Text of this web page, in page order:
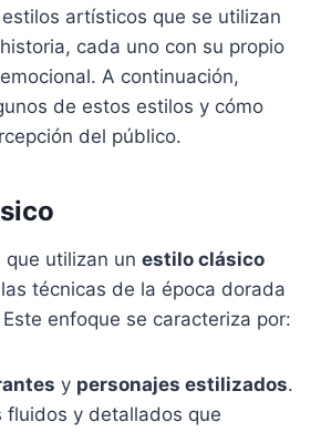
artísticos que se utilizan
cada uno con su propio
A continuación,
de estos estilos y cómo
del público.
que utilizan un estilo clásico
técnicas de la época dorada
enfoque se caracteriza por:
y personajes estilizados.
fluidos y detallados que